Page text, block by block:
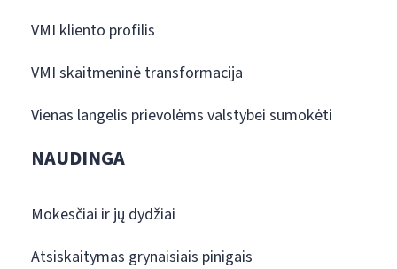
VMI kliento profilis
VMI skaitmeninė transformacija
Vienas langelis prievolėms valstybei sumokėti
NAUDINGA
Mokesčiai ir jų dydžiai
Atsiskaitymas grynaisiais pinigais